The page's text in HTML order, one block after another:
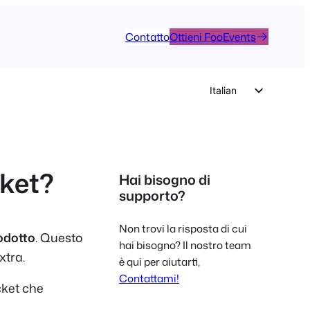
ContattoOttieni FooEvents
Italian
French
Polish
. Questo
che
Hai bisogno di
supporto?
Non trovi la risposta di cui
hai bisogno? Il nostro team
è qui per aiutarti,
Contattami!